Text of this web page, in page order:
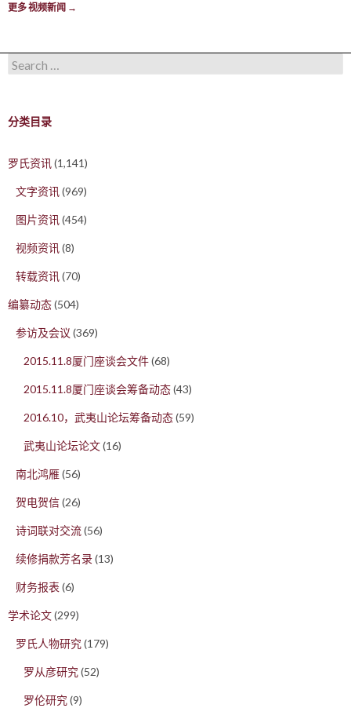
更多 视频新闻 →
Search for:
分类目录
罗氏资讯(1,141)
文字资讯(969)
图片资讯(454)
视频资讯(8)
转载资讯(70)
编纂动态(504)
参访及会议 (369)
2015.11.8厦门座谈会文件(68)
2015.11.8厦门座谈会筹备动态(43)
2016.10，武夷山论坛筹备动态(59)
武夷山论坛论文(16)
南北鸿雁(56)
贺电贺信(26)
诗词联对交流(56)
续修捐款芳名录(13)
财务报表 (6)
学术论文(299)
罗氏人物研究(179)
罗从彦研究(52)
罗伦研究(9)